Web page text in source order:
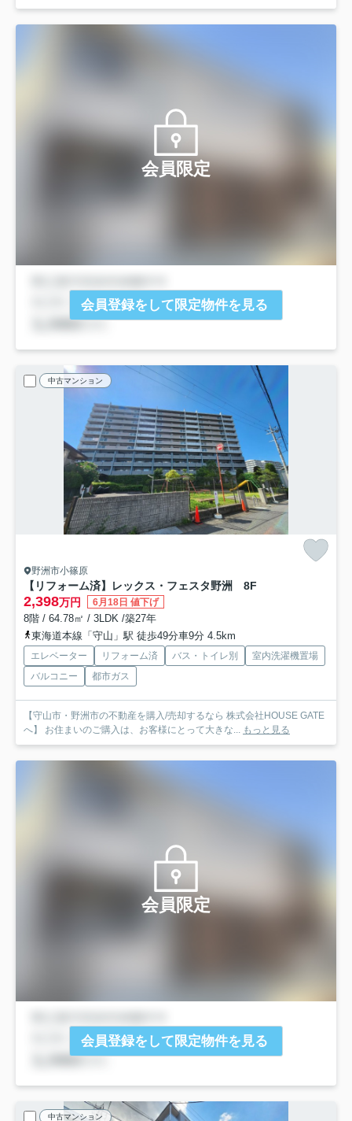
会員限定
会員登録をして限定物件を見る
中古マンション
野洲市小篠原
【リフォーム済】レックス・フェスタ野洲 8F
2,398万円 6月18日 値下げ
8階 / 64.78㎡ / 3LDK /築27年
東海道本線「守山」駅 徒歩49分車9分 4.5km
エレベーター リフォーム済 バス・トイレ別
室内洗濯機置場
バルコニー
都市ガス
【守山市・野洲市の不動産を購入/売却するなら 株式会社HOUSE GATE
へ】 お住まいのご購入は、お客様にとって大きな... もっと見る
会員限定
会員登録をして限定物件を見る
中古マンション